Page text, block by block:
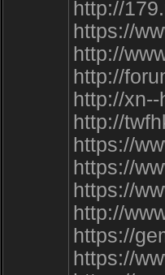
http://
https://
http://
http://
http://
http://
https://
https://
https://
http://
https://
https://